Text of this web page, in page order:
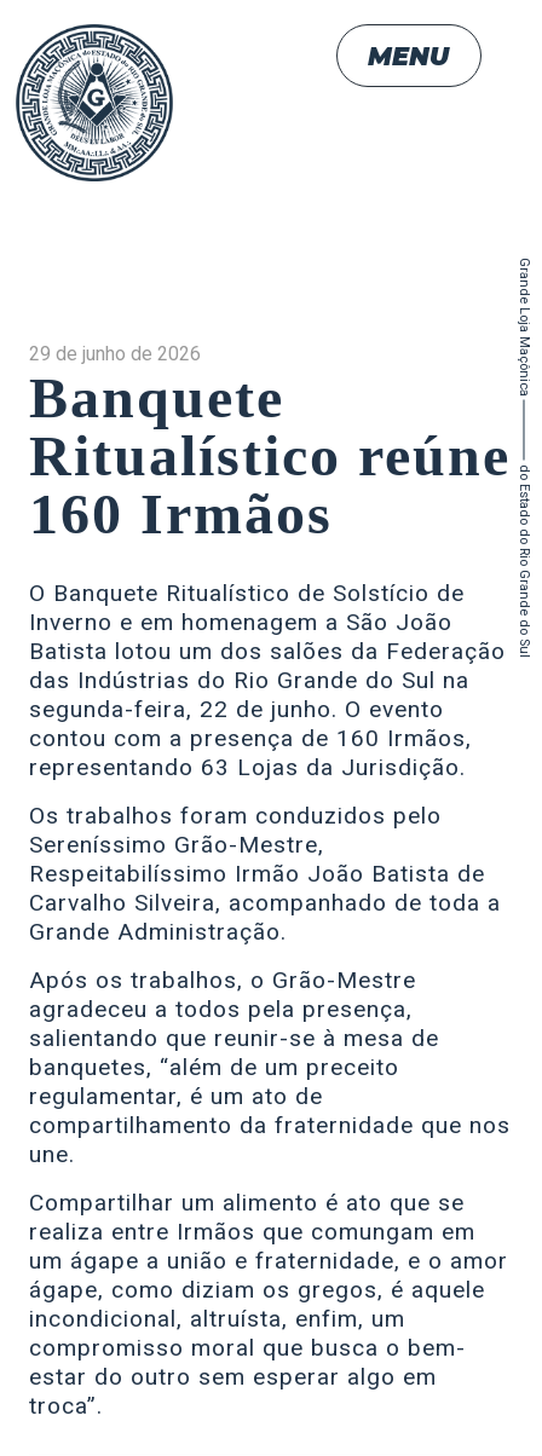
Grande Loja Maçônica
do Estado do Rio Grande do Sul
MENU
29 de junho de 2026
Banquete
Ritualístico reúne
160 Irmãos
O Banquete Ritualístico de Solstício de
Inverno e em homenagem a São João
Batista lotou um dos salões da Federação
das Indústrias do Rio Grande do Sul na
segunda-feira, 22 de junho. O evento
contou com a presença de 160 Irmãos,
representando 63 Lojas da Jurisdição.
Os trabalhos foram conduzidos pelo
Sereníssimo Grão-Mestre,
Respeitabilíssimo Irmão João Batista de
Carvalho Silveira, acompanhado de toda a
Grande Administração.
Após os trabalhos, o Grão-Mestre
agradeceu a todos pela presença,
salientando que reunir-se à mesa de
banquetes, “além de um preceito
regulamentar, é um ato de
compartilhamento da fraternidade que nos
une.
Compartilhar um alimento é ato que se
realiza entre Irmãos que comungam em
um ágape a união e fraternidade, e o amor
ágape, como diziam os gregos, é aquele
incondicional, altruísta, enfim, um
compromisso moral que busca o bem-
estar do outro sem esperar algo em
troca”.